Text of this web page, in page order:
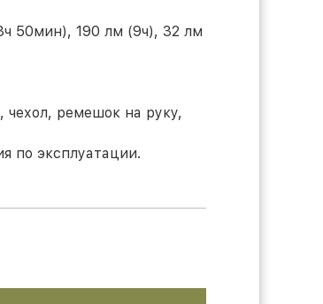
50мин), 190 лм (9ч), 32 лм
чехол, ремешок на руку,
по эксплуатации.